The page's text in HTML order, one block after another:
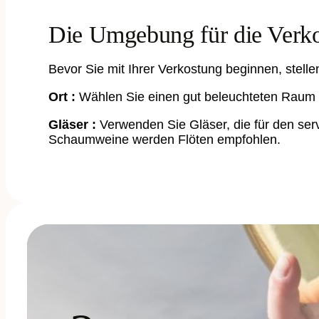
Die Umgebung für die
Bevor Sie mit Ihrer Verkostung beginnen,
Ort : Wählen Sie einen gut beleuchteten
Gläser : Verwenden Sie Gläser, die für den
Schaumweine werden Flöten empfohlen.